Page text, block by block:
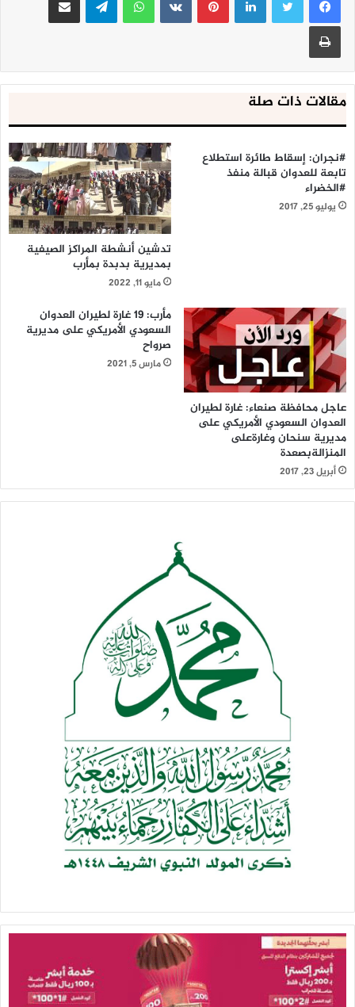
طباعة
مقالات ذات صلة
#نجران: إسقاط طائرة استطلاع
تابعة للعدوان قبالة منفذ
#الخضراء
يوليو 25, 2017
تدشين أنشطة المراكز الصيفية
بمديرية بدبدة بمأرب
مايو 11, 2022
عاجل محافظة صنعاء: غارة لطيران
العدوان السعودي الأمريكي على
مديرية سنحان وغارةعلى
المنزالةبصعدة
أبريل 23, 2017
مأرب: 19 غارة لطيران العدوان
السعودي الأمريكي على مديرية
صرواح
مارس 5, 2021